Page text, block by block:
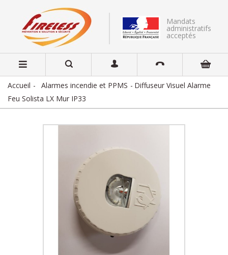
Mandats
administratifs
acceptés
Accueil Alarmes incendie et PPMS
Diffuseur Visuel Alarme
Feu Solista LX Mur IP33